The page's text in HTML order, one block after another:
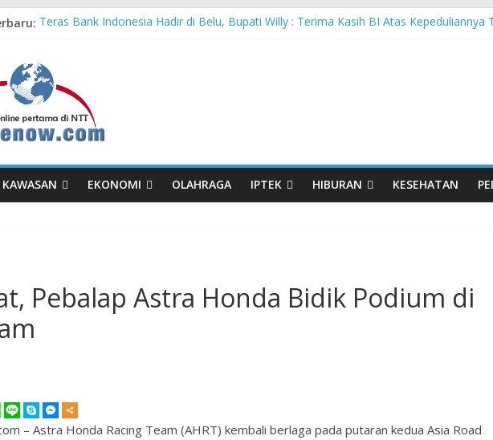
Teras Bank Indonesia Hadir di Belu, Bupati Willy : Terima Kasih BI Atas Kepeduliannya
Cahaya Kemerdekaan di Nonotbatan: Listrik Masuk Desa, PLN Edukasi Keselamatan
Honda AT Family Day Semarakkan 11 Kota di Jawa Timur
KAWASAN EKONOMI OLAHRAGA IPTEK HIBURAN KESEHATAN
Pebalap Astra Honda Bidik Podium di
– Astra Honda Racing Team (AHRT) kembali berlaga pada putaran kedua Asia Road